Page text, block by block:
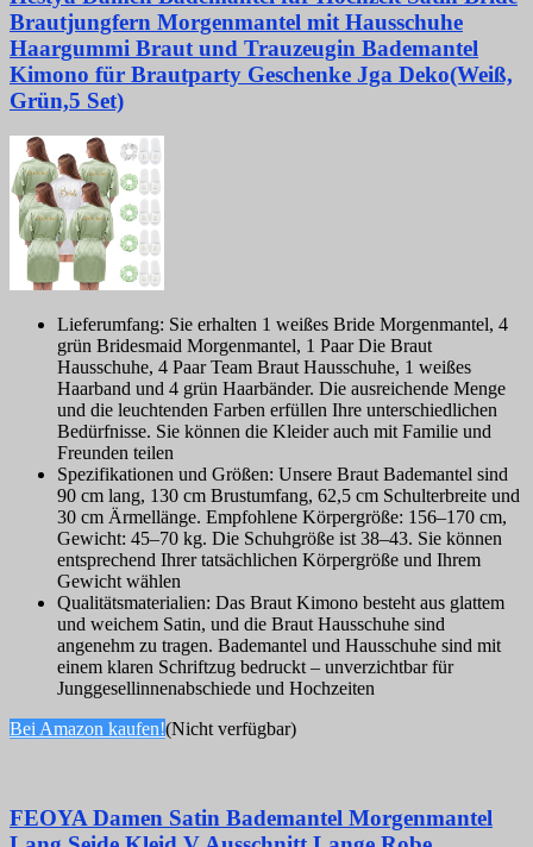
Brautjungfern Morgenmantel mit Hausschuhe
Haargummi Braut und Trauzeugin Bademantel
Kimono für Brautparty Geschenke Jga Deko(Weiß,
Grün,5 Set)
Lieferumfang: Sie erhalten 1 weißes Bride Morgenmantel, 4
grün Bridesmaid Morgenmantel, 1 Paar Die Braut
Hausschuhe, 4 Paar Team Braut Hausschuhe, 1 weißes
Haarband und 4 grün Haarbänder. Die ausreichende Menge
und die leuchtenden Farben erfüllen Ihre unterschiedlichen
Bedürfnisse. Sie können die Kleider auch mit Familie und
Freunden teilen
Spezifikationen und Größen: Unsere Braut Bademantel sind
90 cm lang, 130 cm Brustumfang, 62,5 cm Schulterbreite und
30 cm Ärmellänge. Empfohlene Körpergröße: 156–170 cm,
Gewicht: 45–70 kg. Die Schuhgröße ist 38–43. Sie können
entsprechend Ihrer tatsächlichen Körpergröße und Ihrem
Gewicht wählen
Qualitätsmaterialien: Das Braut Kimono besteht aus glattem
und weichem Satin, und die Braut Hausschuhe sind
angenehm zu tragen. Bademantel und Hausschuhe sind mit
einem klaren Schriftzug bedruckt – unverzichtbar für
Junggesellinnenabschiede und Hochzeiten
Bei Amazon kaufen!(Nicht verfügbar)
FEOYA Damen Satin Bademantel Morgenmantel